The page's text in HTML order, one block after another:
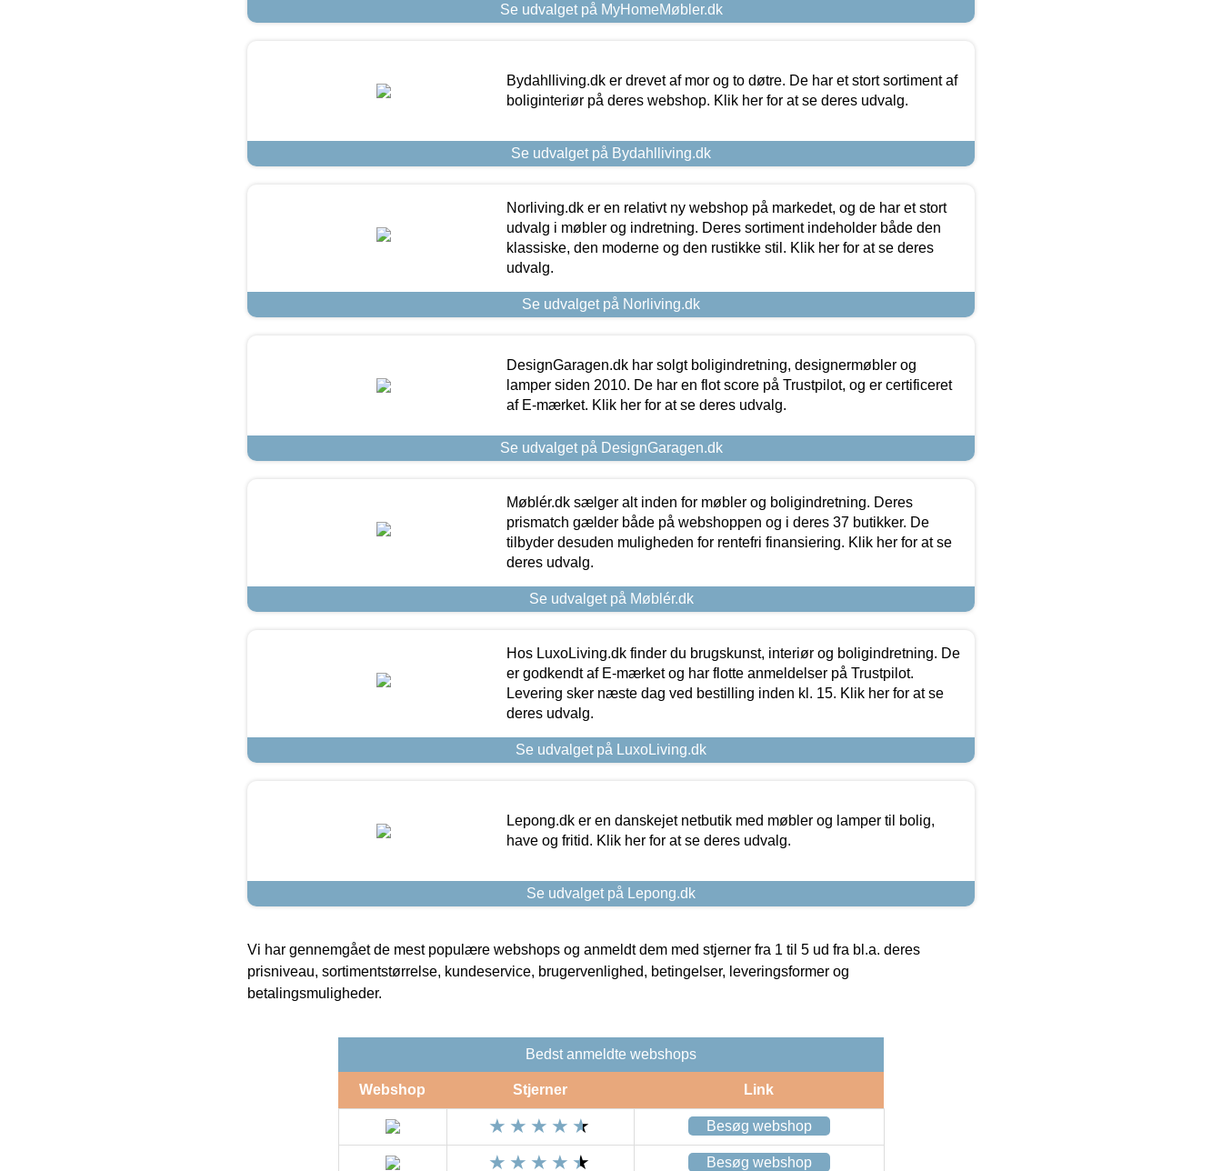
Se udvalget på MyHomeMøbler.dk
Bydahlliving.dk er drevet af mor og to døtre. De har et stort sortiment af
boliginteriør på deres webshop. Klik her for at se deres udvalg.
Se udvalget på Bydahlliving.dk
Norliving.dk er en relativt ny webshop på markedet, og de har et stort
udvalg i møbler og indretning. Deres sortiment indeholder både den
klassiske, den moderne og den rustikke stil. Klik her for at se deres
udvalg.
Se udvalget på Norliving.dk
DesignGaragen.dk har solgt boligindretning, designermøbler og
lamper siden 2010. De har en flot score på Trustpilot, og er certificeret
af E-mærket. Klik her for at se deres udvalg.
Se udvalget på DesignGaragen.dk
Møblér.dk sælger alt inden for møbler og boligindretning. Deres
prismatch gælder både på webshoppen og i deres 37 butikker. De
tilbyder desuden muligheden for rentefri finansiering. Klik her for at se
deres udvalg.
Se udvalget på Møblér.dk
Hos LuxoLiving.dk finder du brugskunst, interiør og boligindretning. De
er godkendt af E-mærket og har flotte anmeldelser på Trustpilot.
Levering sker næste dag ved bestilling inden kl. 15. Klik her for at se
deres udvalg.
Se udvalget på LuxoLiving.dk
Lepong.dk er en danskejet netbutik med møbler og lamper til bolig,
have og fritid. Klik her for at se deres udvalg.
Se udvalget på Lepong.dk
Vi har gennemgået de mest populære webshops og anmeldt dem med stjerner fra 1 til 5 ud fra bl.a. deres
prisniveau, sortimentstørrelse, kundeservice, brugervenlighed, betingelser, leveringsformer og
betalingsmuligheder.
Bedst anmeldte webshops
Webshop Stjerner Link
Besøg webshop
Besøg webshop